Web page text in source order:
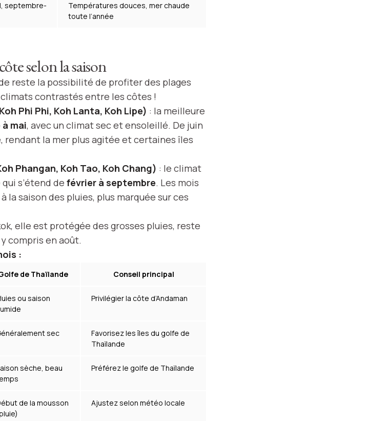
septembre-
Températures douces, mer chaude
toute l’année
selon la saison
reste la possibilité de profiter des plages
contrastés entre les côtes !
Phi Phi, Koh Lanta, Koh Lipe) : la meilleure
mai, avec un climat sec et ensoleillé. De juin
rendant la mer plus agitée et certaines îles
Phangan, Koh Tao, Koh Chang) : le climat
s’étend de février à septembre. Les mois
saison des pluies, plus marquée sur ces
elle est protégée des grosses pluies, reste
compris en août.
:
de Thaïlande Conseil principal
ou saison
Privilégier la côte d’Andaman
sec
Favorisez les îles du golfe de
Thaïlande
sèche, beau
Préférez le golfe de Thaïlande
de la mousson
Ajustez selon météo locale